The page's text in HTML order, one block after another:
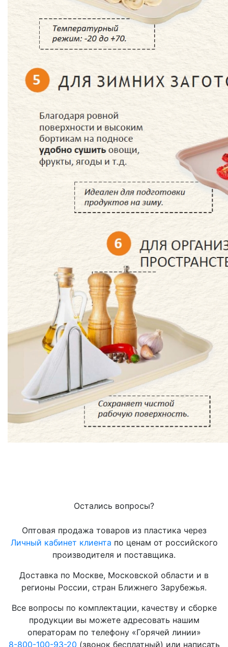
Остались вопросы?
Оптовая продажа товаров из пластика через
Личный кабинет клиента по ценам от российского
производителя и поставщика.
Доставка по Москве, Московской области и в
регионы России, стран Ближнего Зарубежья.
Все вопросы по комплектации, качеству и сборке
продукции вы можете адресовать нашим
операторам по телефону «Горячей линии»
8-800-100-93-20 (звонок бесплатный) или написать